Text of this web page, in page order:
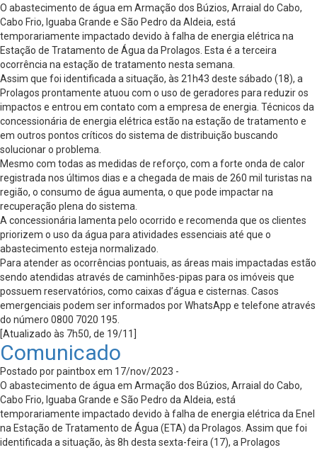
O abastecimento de água em Armação dos Búzios, Arraial do Cabo,
Cabo Frio, Iguaba Grande e São Pedro da Aldeia, está
temporariamente impactado devido à falha de energia elétrica na
Estação de Tratamento de Água da Prolagos. Esta é a terceira
ocorrência na estação de tratamento nesta semana.
Assim que foi identificada a situação, às 21h43 deste sábado (18), a
Prolagos prontamente atuou com o uso de geradores para reduzir os
impactos e entrou em contato com a empresa de energia. Técnicos da
concessionária de energia elétrica estão na estação de tratamento e
em outros pontos críticos do sistema de distribuição buscando
solucionar o problema.
Mesmo com todas as medidas de reforço, com a forte onda de calor
registrada nos últimos dias e a chegada de mais de 260 mil turistas na
região, o consumo de água aumenta, o que pode impactar na
recuperação plena do sistema.
A concessionária lamenta pelo ocorrido e recomenda que os clientes
priorizem o uso da água para atividades essenciais até que o
abastecimento esteja normalizado.
Para atender as ocorrências pontuais, as áreas mais impactadas estão
sendo atendidas através de caminhões-pipas para os imóveis que
possuem reservatórios, como caixas d’água e cisternas. Casos
emergenciais podem ser informados por WhatsApp e telefone através
do número 0800 7020 195.
[Atualizado às 7h50, de 19/11]
Comunicado
Postado por paintbox em 17/nov/2023 -
O abastecimento de água em Armação dos Búzios, Arraial do Cabo,
Cabo Frio, Iguaba Grande e São Pedro da Aldeia, está
temporariamente impactado devido à falha de energia elétrica da Enel
na Estação de Tratamento de Água (ETA) da Prolagos. Assim que foi
identificada a situação, às 8h desta sexta-feira (17), a Prolagos